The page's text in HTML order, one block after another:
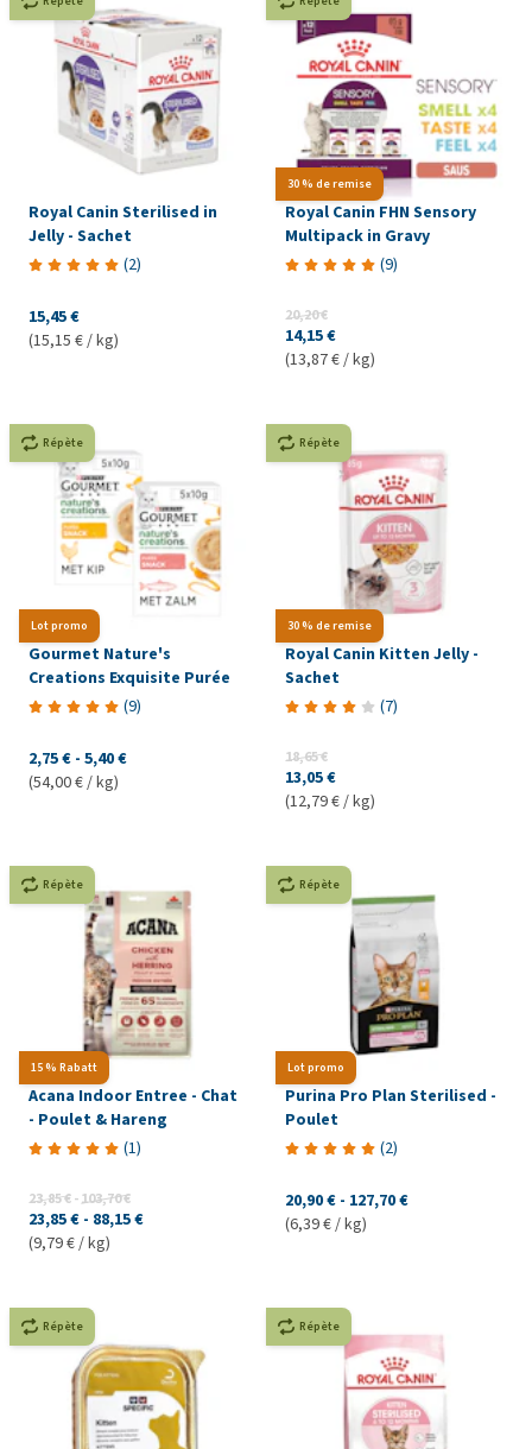
Royal Canin Sterilised in
Jelly - Sachet
(2)
15,45 €
(15,15 € / kg)
30 % de remise
Royal Canin FHN Sensory
Multipack in Gravy
(9)
20,20 €
14,15 €
(13,87 € / kg)
Lot promo
Répète
Gourmet Nature's
Creations Exquisite Purée
(9)
2,75 € - 5,40 €
(54,00 € / kg)
30 % de remise
Répète
Royal Canin Kitten Jelly -
Sachet
(7)
18,65 €
13,05 €
(12,79 € / kg)
15 % Rabatt
Répète
Acana Indoor Entree - Chat
- Poulet & Hareng
(1)
23,85 €-103,70 €
23,85 € - 88,15 €
(9,79 € / kg)
Lot promo
Répète
Purina Pro Plan Sterilised -
Poulet
(2)
20,90 € - 127,70 €
(6,39 € / kg)
Répète Répète